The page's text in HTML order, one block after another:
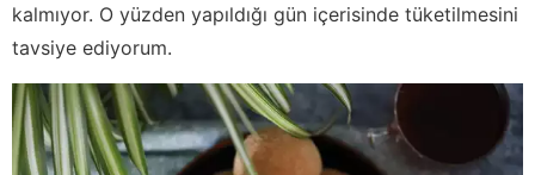
kalmıyor. O yüzden yapıldığı gün içerisinde tüketilmesini
tavsiye ediyorum.